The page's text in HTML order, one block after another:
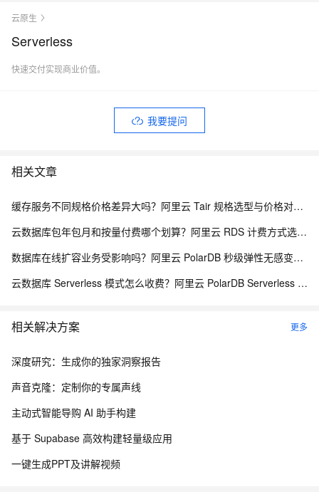
云原生
Serverless
快速交付实现商业价值。
我要提问
相关文章
缓存服务不同规格价格差异大吗？阿里云 Tair 规格选型与价格对照指南
云数据库包年包月和按量付费哪个划算？阿里云 RDS 计费方式选型全解析
数据库在线扩容业务受影响吗？阿里云 PolarDB 秒级弹性无感变配解析
云数据库 Serverless 模式怎么收费？阿里云 PolarDB Serverless 按需计费解析
相关解决方案 更多
深度研究：生成你的独家洞察报告
声音克隆：定制你的专属声线
主动式智能导购 AI 助手构建
基于 Supabase 高效构建轻量级应用
一键生成PPT及讲解视频